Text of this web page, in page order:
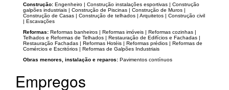
Construção: Engenheiro | Construção instalações esportivas | Construção
galpões industriais | Construção de Piscinas | Construção de Muros |
Construção de Casas | Construção de telhados | Arquitetos | Construção civil
| Escavações
Reformas: Reformas banheiros | Reformas imóveis | Reformas cozinhas |
Telhados e Reformas de Telhados | Restauração de Edifícios e Fachadas |
Restauração Fachadas | Reformas Hotéis | Reformas prédios | Reformas de
Comércios e Escritórios | Reformas de Galpões Industriais
Obras menores, instalação e reparos: Pavimentos contínuos
Empregos